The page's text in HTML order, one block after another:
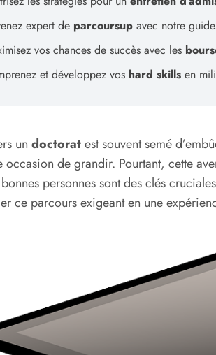
expert de parcoursup avec notre
vos chances de succès avec les
et développez vos hard skills en
un doctoratest souvent semé
occasion de grandir. Pourtant, cette
bonnes personnes sont des clés
ce parcours exigeant en une